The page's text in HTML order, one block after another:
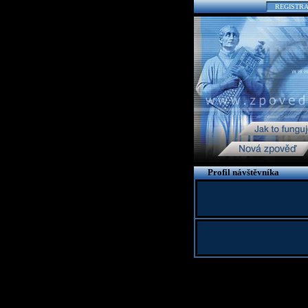
Profil návštěvníka